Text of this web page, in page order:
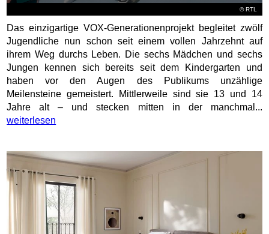
©RTL
Das einzigartige VOX-Generationenprojekt begleitet zwölf
Jugendliche nun schon seit einem vollen Jahrzehnt auf
ihrem Weg durchs Leben. Die sechs Mädchen und sechs
Jungen kennen sich bereits seit dem Kindergarten und
haben vor den Augen des Publikums unzählige
Meilensteine gemeistert. Mittlerweile sind sie 13 und 14
Jahre alt – und stecken mitten in der manchmal...
weiterlesen